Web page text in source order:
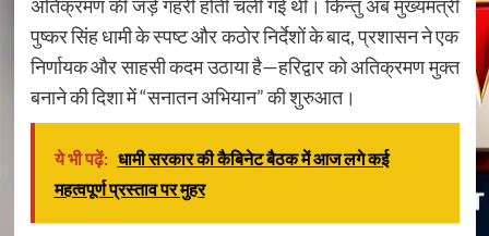
अतिक्रमण की जड़ें गहरी होती चली गई थीं। किन्तु अब मुख्यमंत्री
पुष्कर सिंह धामी के स्पष्ट और कठोर निर्देशों के बाद, प्रशासन ने एक
निर्णायक और साहसी कदम उठाया है—हरिद्वार को अतिक्रमण मुक्त
बनाने की दिशा में “सनातन अभियान” की शुरुआत।
ये भी पढ़ें: धामी सरकार की कैबिनेट बैठक में आज लगे कई
महत्वपूर्ण प्रस्ताव पर मुहर